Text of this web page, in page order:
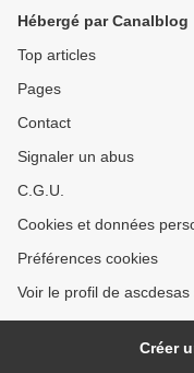
Hébergé par Canalblog
Top articles
Pages
Contact
Signaler un abus
C.G.U.
Cookies et données
Préférences cookies
Voir le profil de
Créer